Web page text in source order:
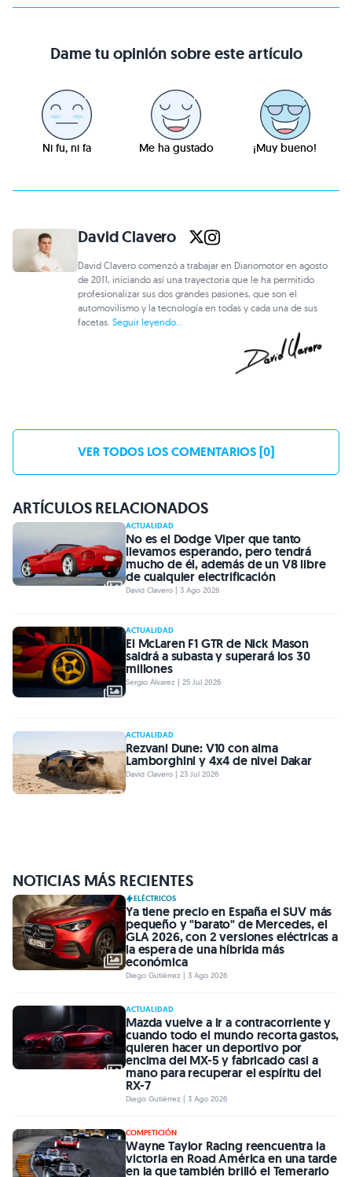
Dame tu opinión sobre este artículo
Ni fu, ni fa Me ha gustado ¡Muy bueno!
David Clavero
David Clavero comenzó a trabajar en Diariomotor en agosto
de 2011, iniciando así una trayectoria que le ha permitido
profesionalizar sus dos grandes pasiones, que son el
automovilismo y la tecnología en todas y cada una de sus
facetas.Seguir leyendo...
VER TODOS LOS COMENTARIOS [0]
ARTÍCULOS RELACIONADOS
ACTUALIDAD
No es el Dodge Viper que tanto
llevamos esperando, pero tendrá
mucho de él, además de un V8 libre
de cualquier electrificación
David Clavero | 3 Ago 2026
ACTUALIDAD
El McLaren F1 GTR de Nick Mason
saldrá a subasta y superará los 30
millones
Sergio Álvarez | 25 Jul 2026
ACTUALIDAD
Rezvani Dune: V10 con alma
Lamborghini y 4x4 de nivel Dakar
David Clavero | 23 Jul 2026
NOTICIAS MÁS RECIENTES
ELÉCTRICOS
Ya tiene precio en España el SUV más
pequeño y "barato" de Mercedes, el
GLA 2026, con 2 versiones eléctricas a
la espera de una híbrida más
económica
Diego Gutiérrez | 3 Ago 2026
ACTUALIDAD
Mazda vuelve a ir a contracorriente y
cuando todo el mundo recorta gastos,
quieren hacer un deportivo por
encima del MX-5 y fabricado casi a
mano para recuperar el espíritu del
RX-7
Diego Gutiérrez | 3 Ago 2026
COMPETICIÓN
Wayne Taylor Racing reencuentra la
victoria en Road América en una tarde
en la que también brilló el Temerario